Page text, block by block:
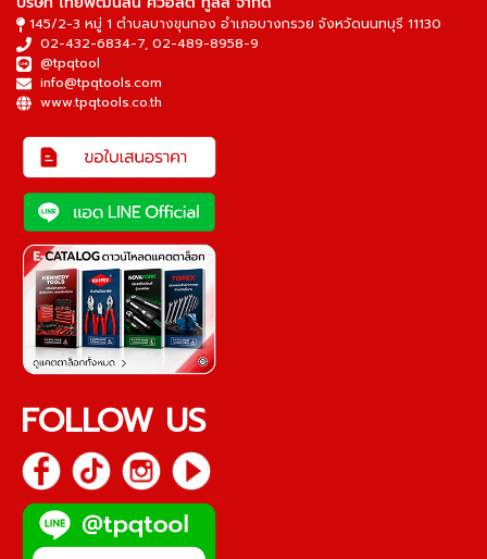
145/2-3 หมู่ 1 ตำบลบางขุนกอง อำเภอบางกรวย จังหวัดนนทบุรี 11130
02-432-6834-7, 02-489-8958-9
@tpqtool
info@tpqtools.com
www.tpqtools.co.th
FOLLOW US